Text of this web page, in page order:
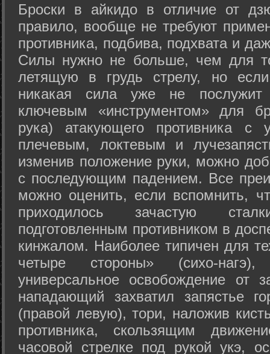
Броски в айкидо в отличие от
правило, вообще не требуют
противника, подбива, подхвата и
Силы нужно не больше, чем для
летящую в грудь стрелу, но
никакая сила уже не
ключевым «инструментом» для
рука) атакующего противника с
плечевым, локтевым и
изменив положение руки, можно
с последующим падением. Все
можно оценить, если вспомнить,
приходилось зачастую
подготовленным противником в
кинжалом. Наиболее типичен для
четыре стороны» (сихо-
универсальное освобождение от
нападающий захватил запястье
(правой левую), тори, наложив
противника, скользящим
часовой стрелке под рукой укэ,